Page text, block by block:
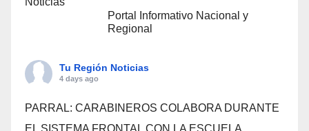
Portal Informativo Nacional y
Regional
Tu Región Noticias
4 days ago
PARRAL: CARABINEROS COLABORA DURANTE
EL SISTEMA FRONTAL CON LA ESCUELA